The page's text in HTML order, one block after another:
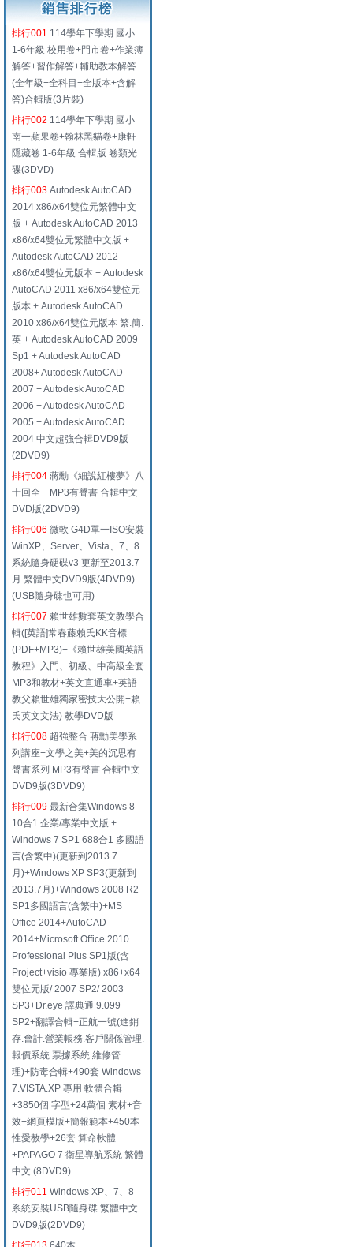
排行001 114學年下學期 國小
1-6年級 校用卷+門市卷+作業簿
解答+習作解答+輔助教本解答
(全年級+全科目+全版本+含解
答)合輯版(3片裝)
排行002 114學年下學期 國小
南一蘋果卷+翰林黑貓卷+康軒
隱藏卷 1-6年級 合輯版 卷類光
碟(3DVD)
排行003 Autodesk AutoCAD
2014 x86/x64雙位元繁體中文
版 + Autodesk AutoCAD 2013
x86/x64雙位元繁體中文版 +
Autodesk AutoCAD 2012
x86/x64雙位元版本 + Autodesk
AutoCAD 2011 x86/x64雙位元
版本 + Autodesk AutoCAD
2010 x86/x64雙位元版本 繁.簡.
英 + Autodesk AutoCAD 2009
Sp1 + Autodesk AutoCAD
2008+ Autodesk AutoCAD
2007 + Autodesk AutoCAD
2006 + Autodesk AutoCAD
2005 + Autodesk AutoCAD
2004 中文超強合輯DVD9版
(2DVD9)
排行004 蔣勳《細說紅樓夢》八
十回全 MP3有聲書 合輯中文
DVD版(2DVD9)
排行006 微軟 G4D單一ISO安裝
WinXP、Server、Vista、7、8
系統隨身硬碟v3 更新至2013.7
月 繁體中文DVD9版(4DVD9)
(USB隨身碟也可用)
排行007 賴世雄數套英文教學合
輯([英語]常春藤賴氏KK音標
(PDF+MP3)+《賴世雄美國英語
教程》入門、初級、中高級全套
MP3和教材+英文直通車+英語
教父賴世雄獨家密技大公開+賴
氏英文文法) 教學DVD版
排行008 超強整合 蔣勳美學系
列講座+文學之美+美的沉思有
聲書系列 MP3有聲書 合輯中文
DVD9版(3DVD9)
排行009 最新合集Windows 8
10合1 企業/專業中文版 +
Windows 7 SP1 688合1 多國語
言(含繁中)(更新到2013.7
月)+Windows XP SP3(更新到
2013.7月)+Windows 2008 R2
SP1多國語言(含繁中)+MS
Office 2014+AutoCAD
2014+Microsoft Office 2010
Professional Plus SP1版(含
Project+visio 專業版) x86+x64
雙位元版/ 2007 SP2/ 2003
SP3+Dr.eye 譯典通 9.099
SP2+翻譯合輯+正航一號(進銷
存.會計.營業帳務.客戶關係管理.
報價系統.票據系統.維修管
理)+防毒合輯+490套 Windows
7.VISTA.XP 專用 軟體合輯
+3850個 字型+24萬個 素材+音
效+網頁模版+簡報範本+450本
性愛教學+26套 算命軟體
+PAPAGO 7 衛星導航系統 繁體
中文 (8DVD9)
排行011 Windows XP、7、8
系統安裝USB隨身碟 繁體中文
DVD9版(2DVD9)